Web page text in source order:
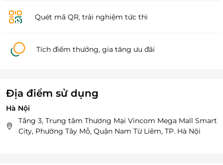
Quét mã QR, trải nghiệm tức thì
Tích điểm thưởng, gia tăng ưu đãi
Địa điểm sử dụng
Hà Nội
Tầng 3, Trung tâm Thương Mại Vincom Mega Mall Smart
City, Phường Tây Mỗ, Quận Nam Từ Liêm, TP. Hà Nội